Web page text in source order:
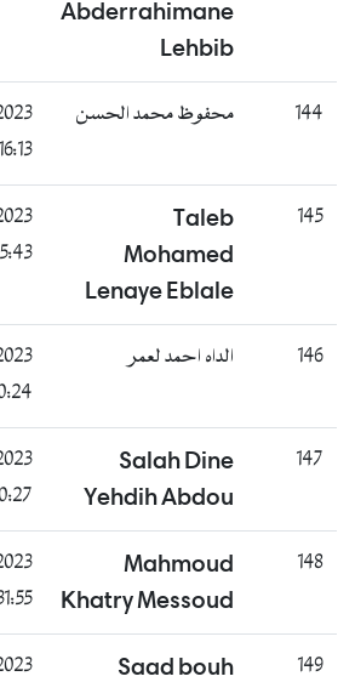
Abderrahimane
Lehbib
144 محفوظ محمد الحسن
145
Taleb
Mohamed
Lenaye Eblale
146 الداه احمد لعمر
147
Salah Dine
Yehdih Abdou
148
Mahmoud
Khatry Messoud
149
Saad bouh